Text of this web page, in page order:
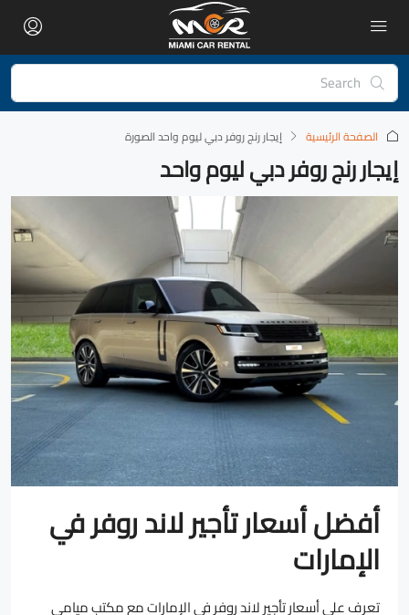
الصفحة الرئيسية ‏إيجار رنج روفر دبي ليوم واحد الصورة
إيجار رنج روفر دبي ليوم واحد
أفضل أسعار تأجير لاند روفر في
الإمارات
تعرف على أسعار تأجير لاند روفر في الإمارات مع مكتب ميامي